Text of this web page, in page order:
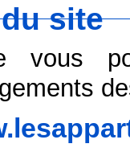
site
vous